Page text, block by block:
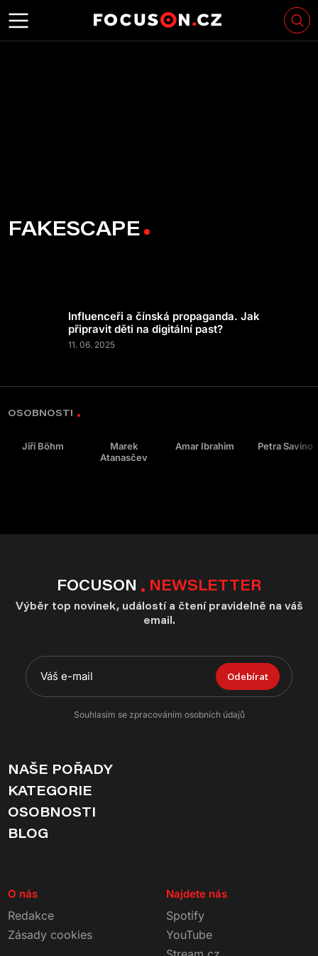
FAKESCAPE
Influenceři a čínská propaganda. Jak
připravit děti na digitální past?
11. 06. 2025
OSOBNOSTI
Jiří Böhm
Marek
Atanasčev
Amar Ibrahim Petra Savino
FOCUSON NEWSLETTER
Výběr top novinek, událostí a čtení pravidelně na váš
email.
Odebírat
Souhlasím se zpracováním osobních údajů
NAŠE POŘADY
KATEGORIE
OSOBNOSTI
BLOG
O nás
Redakce
Zásady cookies
Najdete nás
Spotify
YouTube